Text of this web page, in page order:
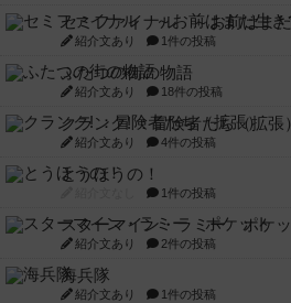
セミファイナル ～お前はま
紹介文あり 1件の投稿
ふたつの街の物語
紹介文あり 18件の投稿
クランク! ：冒険者たち（拡張）
紹介文あり 4件の投稿
とうほうの！
1件の投稿
スターマイン・ラミー ポケッ
紹介文あり 2件の投稿
海兵隊
紹介文あり 1件の投稿